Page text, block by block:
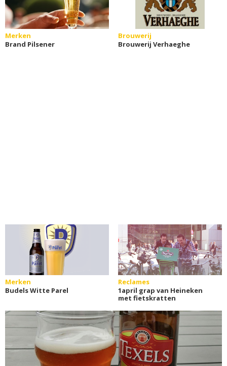
Merken
Brand Pilsener
Brouwerij
Brouwerij Verhaeghe
Merken
Budels Witte Parel
Reclames
1april grap van Heineken
met fietskratten